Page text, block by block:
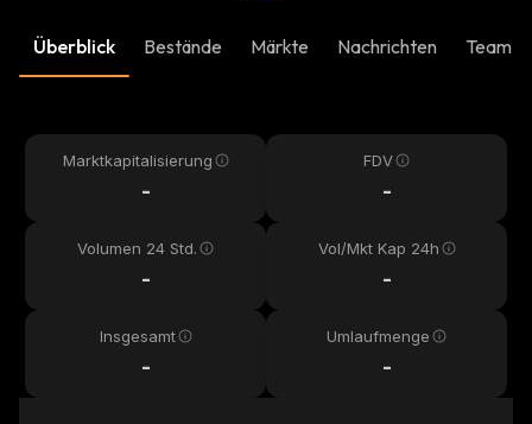
Überblick Bestände Märkte Nachrichten Team-
Marktkapitalisierung
-
FDV
-
Volumen 24 Std.
-
Vol/Mkt Kap 24h
-
Insgesamt
-
Umlaufmenge
-